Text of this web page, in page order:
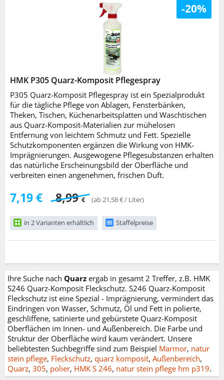
-20%
HMK P305 Quarz-Komposit Pflegespray
P305 Quarz-Komposit Pflegespray ist ein Spezialprodukt
für die tägliche Pflege von Ablagen, Fensterbänken,
Theken, Tischen, Küchenarbeitsplatten und Waschtischen
aus Quarz-Komposit-Materialien zur mühelosen
Entfernung von leichtem Schmutz und Fett. Spezielle
Schutzkomponenten ergänzen die Wirkung von HMK-
Imprägnierungen. Ausgewogene Pflegesubstanzen erhalten
das natürliche Erscheinungsbild der Oberfläche und
verbreiten einen angenehmen, frischen Duft.
7,19 € 8,99€ (ab 21,58 € / Liter)
in 2 Varianten erhältlich Staffelpreise
Ihre Suche nach Quarz ergab in gesamt 2 Treffer, z.B. HMK
S246 Quarz-Komposit Fleckschutz. S246 Quarz-Komposit
Fleckschutz ist eine Spezial - Imprägnierung, vermindert das
Eindringen von Wasser, Schmutz, Öl und Fett in polierte,
geschliffene, satinierte und gebürstete Quarz-Komposit
Oberflächen im Innen- und Außenbereich. Die Farbe und
Struktur der Oberfläche wird kaum verändert. Unsere
beliebtesten Suchbegriffe sind zum Beispiel Marmor, natur
stein pflege, Fleckschutz, quarz komposit, Außenbereich,
Quarz, 305, polier, HMK S 246, natur stein pflege hm p319.